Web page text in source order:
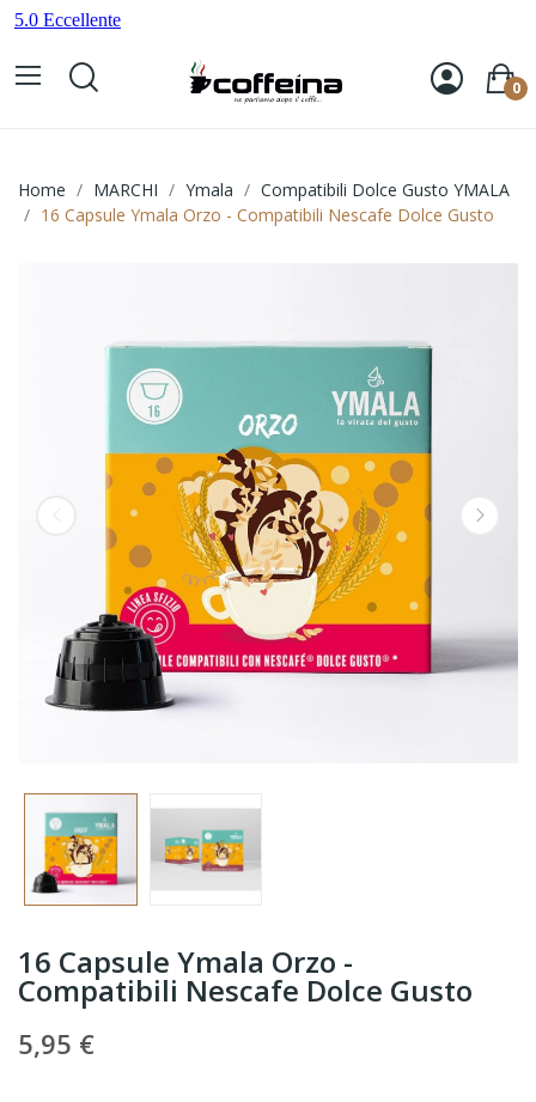
0
Home MARCHI Ymala
Compatibili Dolce Gusto YMALA
16 Capsule Ymala Orzo - Compatibili Nescafe Dolce Gusto
16 Capsule Ymala Orzo -
Compatibili Nescafe Dolce Gusto
5,95 €